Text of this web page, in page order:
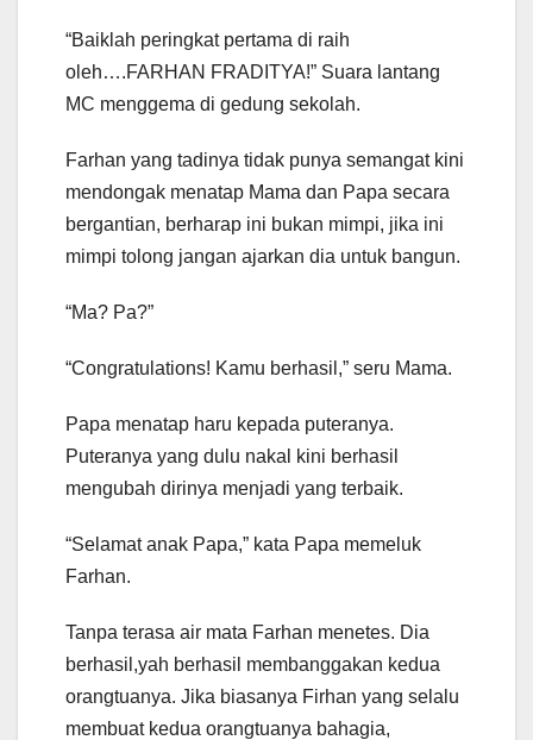
“Baiklah peringkat pertama di raih
oleh….FARHAN FRADITYA!” Suara lantang
MC menggema di gedung sekolah.
Farhan yang tadinya tidak punya semangat kini
mendongak menatap Mama dan Papa secara
bergantian, berharap ini bukan mimpi, jika ini
mimpi tolong jangan ajarkan dia untuk bangun.
“Ma? Pa?”
“Congratulations! Kamu berhasil,” seru Mama.
Papa menatap haru kepada puteranya.
Puteranya yang dulu nakal kini berhasil
mengubah dirinya menjadi yang terbaik.
“Selamat anak Papa,” kata Papa memeluk
Farhan.
Tanpa terasa air mata Farhan menetes. Dia
berhasil,yah berhasil membanggakan kedua
orangtuanya. Jika biasanya Firhan yang selalu
membuat kedua orangtuanya bahagia,